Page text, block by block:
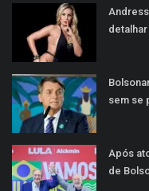
sem se
Após
de